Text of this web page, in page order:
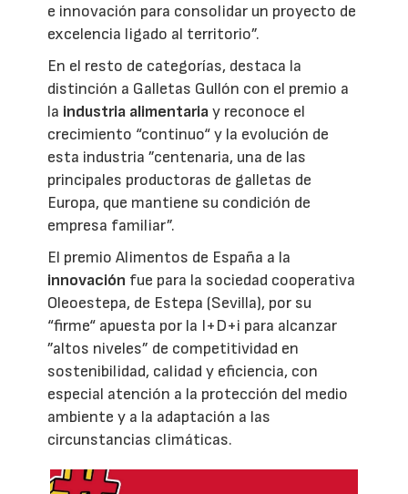
e innovación para consolidar un proyecto de
excelencia ligado al territorio”.
En el resto de categorías, destaca la
distinción a Galletas Gullón con el premio a
la industria alimentariay reconoce el
crecimiento “continuo“ y la evolución de
esta industria ”centenaria, una de las
principales productoras de galletas de
Europa, que mantiene su condición de
empresa familiar”.
El premio Alimentos de España a la
innovación fue para la sociedad cooperativa
Oleoestepa, de Estepa (Sevilla), por su
“firme“ apuesta por la I+D+i para alcanzar
”altos niveles” de competitividad en
sostenibilidad, calidad y eficiencia, con
especial atención a la protección del medio
ambiente y a la adaptación a las
circunstancias climáticas.